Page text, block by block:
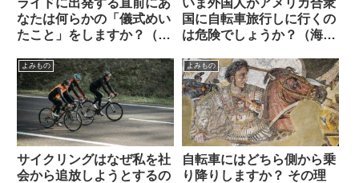
なたは何らかの「儀式めい
たこと」をしますか？（海
国に自転車旅行しに行くの
は危険でしょうか？（海外
よみもの
サイクリングはなぜ私を社
会から追放しようとするの
よみもの
自転車にはどちら側から乗
り降りしますか？ その理